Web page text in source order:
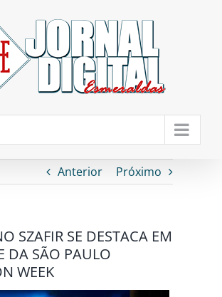
Anterior Próximo
SZAFIR SE DESTACA EM
DA SÃO PAULO
WEEK